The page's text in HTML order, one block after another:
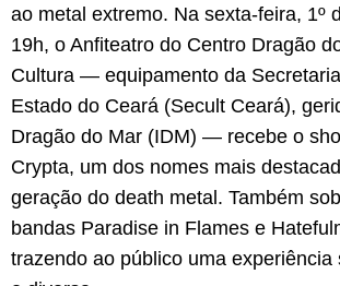
ao metal extremo. Na sexta-feira, 1º
19h, o Anfiteatro do Centro Dragão
Cultura — equipamento da
Estado do Ceará (Secult Ceará),
Dragão do Mar (IDM) — recebe o
Crypta, um dos nomes mais
geração do death metal. Também
bandas Paradise in Flames e
trazendo ao público uma experiência